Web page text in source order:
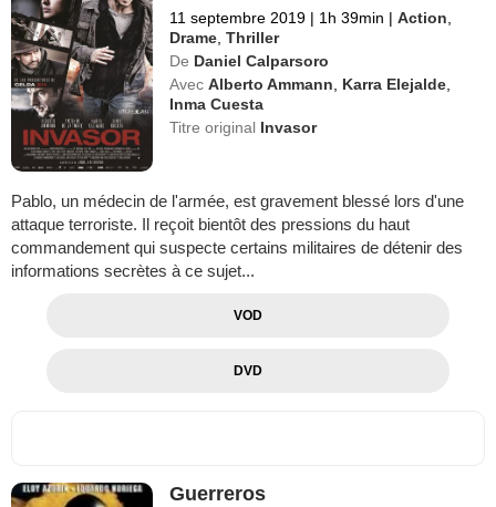
11 septembre 2019 | 1h 39min | Action
Drame ,Thriller
De Daniel Calparsoro
Avec Alberto Ammann Karra Elejalde
Inma Cuesta
Titre original Invasor
Pablo, un médecin de l'armée, est gravement blessé lors d'une
attaque terroriste. Il reçoit bientôt des pressions du haut
commandement qui suspecte certains militaires de détenir des
informations secrètes à ce sujet...
VOD
DVD
Guerreros